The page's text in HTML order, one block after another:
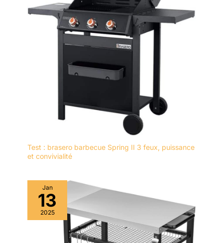
Test : brasero barbecue Spring II 3 feux, puissance
et convivialité
Jan
13
2025